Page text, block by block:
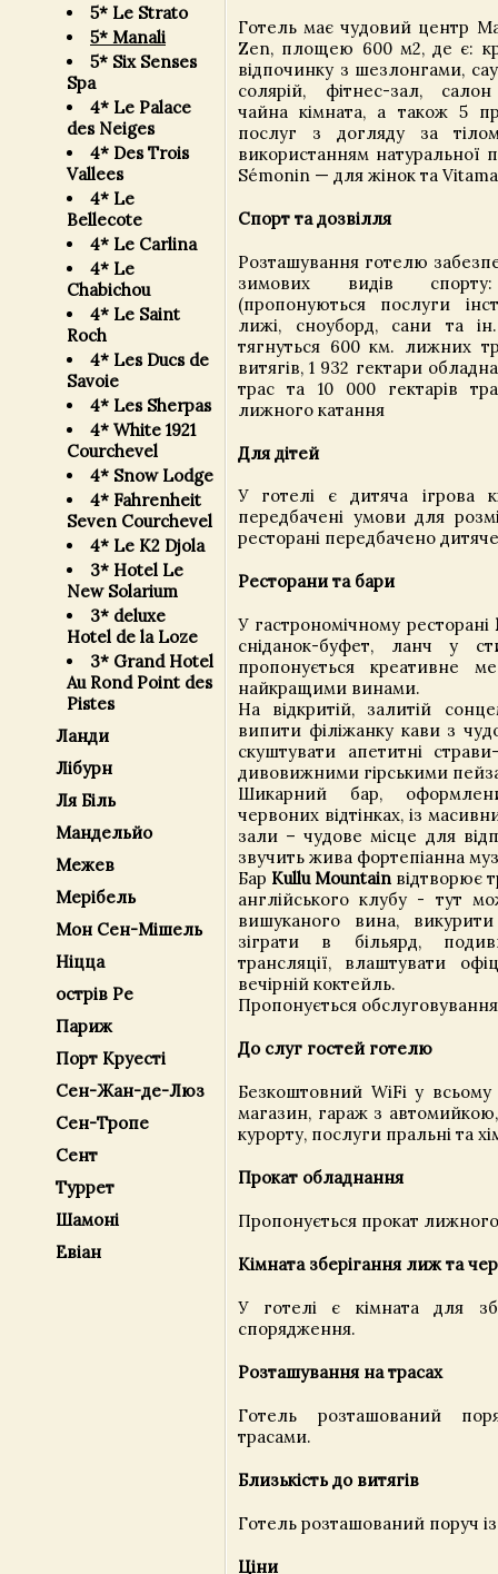
5* Le Strato
5* Manali
5* Six Senses
Spa
4* Le Palace
des Neiges
4* Des Trois
Vallees
4* Le
Bellecote
4* Le Carlina
4* Le
Chabichou
4* Le Saint
Roch
4* Les Ducs de
Savoie
4* Les Sherpas
4* White 1921
Courchevel
4* Snow Lodge
4* Fahrenheit
Seven Courchevel
4* Le K2 Djola
3* Hotel Le
New Solarium
3* deluxe
Hotel de la Loze
3* Grand Hotel
Au Rond Point des
Pistes
Ланди
Лібурн
Ля Біль
Мандельйо
Межев
Мерібель
Мон Сен-Мішель
Ніцца
острів Ре
Париж
Порт Круесті
Сен-Жан-де-Люз
Сен-Тропе
Сент
Туррет
Шамоні
Евіан
Готель має чудовий центр
Zen, площею 600 м2, де є:
відпочинку з шезлонгами,
солярій, фітнес-зал,
чайна кімната, а також 5
послуг з догляду за
використанням натуральної
Sémonin — для жінок та
Спорт та дозвілля
Розташування готелю
зимових видів
(пропонуються послуги
лижі, сноуборд, сани та
тягнуться 600 км. лижних
витягів, 1 932 гектари
трас та 10 000 гектарів
лижного катання
Для дітей
У готелі є дитяча ігрова
передбачені умови для
ресторані передбачено
Ресторани та бари
У гастрономічному ресторані
сніданок-буфет, ланч у
пропонується креативне
найкращими винами.
На відкритій, залитій
випити філіжанку кави з
скуштувати апетитні
дивовижними гірськими
Шикарний бар,
червоних відтінках, із
зали – чудове місце для
звучить жива фортепіанна
Бар Kullu Mountain відтворює
англійського клубу - тут
вишуканого вина,
зіграти в більярд,
трансляції, влаштувати
вечірній коктейль.
Пропонується
До слуг гостей готелю
Безкоштовний WiFi у всьому
магазин, гараж з
курорту, послуги пральні та
Прокат обладнання
Пропонується прокат
Кімната зберігання лиж та
У готелі є кімната для
спорядження.
Розташування на трасах
Готель розташований
трасами.
Близькість до витягів
Готель розташований поруч
Ціни